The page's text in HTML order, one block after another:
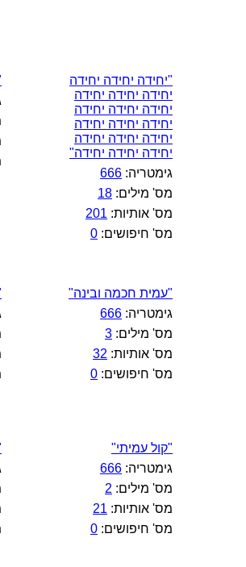
"יחידה יחידה יחידה
יחידה יחידה יחידה
יחידה יחידה יחידה
יחידה יחידה יחידה
יחידה יחידה יחידה
יחידה יחידה יחידה"
גימטריה: 666
מס' מילים: 18
מס' אותיות: 201
מס' חיפושים: 0
"עמית חכמה ובינה"
גימטריה: 666
מס' מילים: 3
מס' אותיות: 32
מס' חיפושים: 0
"קול עמיתי"
גימטריה: 666
מס' מילים: 2
מס' אותיות: 21
מס' חיפושים: 0